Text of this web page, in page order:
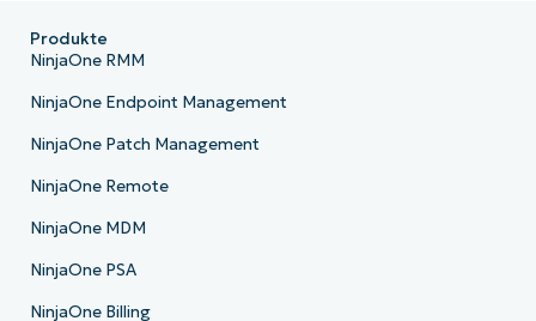
Produkte
NinjaOne RMM
NinjaOne Endpoint Management
NinjaOne Patch Management
NinjaOne Remote
NinjaOne MDM
NinjaOne PSA
NinjaOne Billing